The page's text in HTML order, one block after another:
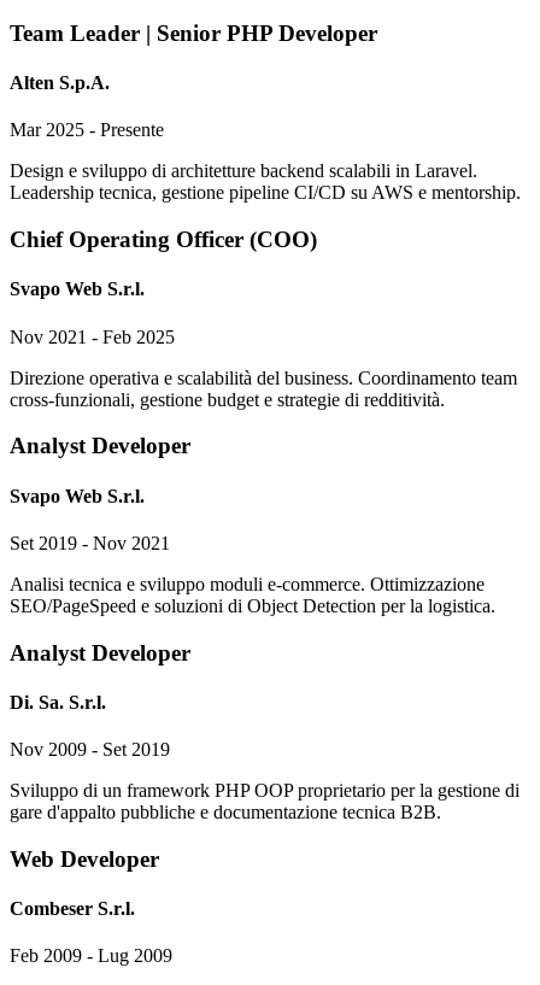
Team Leader | Senior PHP Developer
Alten S.p.A.
Mar 2025 - Presente
Design e sviluppo di architetture backend scalabili in Laravel.
Leadership tecnica, gestione pipeline CI/CD su AWS e mentorship.
Chief Operating Officer (COO)
Svapo Web S.r.l.
Nov 2021 - Feb 2025
Direzione operativa e scalabilità del business. Coordinamento team
cross-funzionali, gestione budget e strategie di redditività.
Analyst Developer
Svapo Web S.r.l.
Set 2019 - Nov 2021
Analisi tecnica e sviluppo moduli e-commerce. Ottimizzazione
SEO/PageSpeed e soluzioni di Object Detection per la logistica.
Analyst Developer
Di. Sa. S.r.l.
Nov 2009 - Set 2019
Sviluppo di un framework PHP OOP proprietario per la gestione di
gare d'appalto pubbliche e documentazione tecnica B2B.
Web Developer
Combeser S.r.l.
Feb 2009 - Lug 2009